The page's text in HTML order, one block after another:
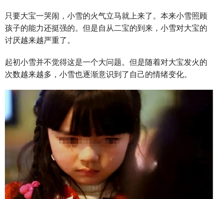
只要大宝一哭闹，小雪的火气立马就上来了。本来小雪照顾
孩子的能力还挺强的。但是自从二宝的到来，小雪对大宝的
讨厌越来越严重了。
起初小雪并不觉得这是一个大问题。但是随着对大宝发火的
次数越来越多，小雪也逐渐意识到了自己的情绪变化。